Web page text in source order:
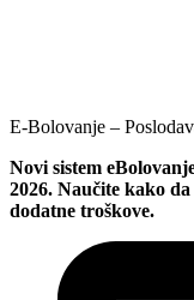
E-Bolovanje –
Novi sistem
2026. Naučite kako
dodatne troškove.